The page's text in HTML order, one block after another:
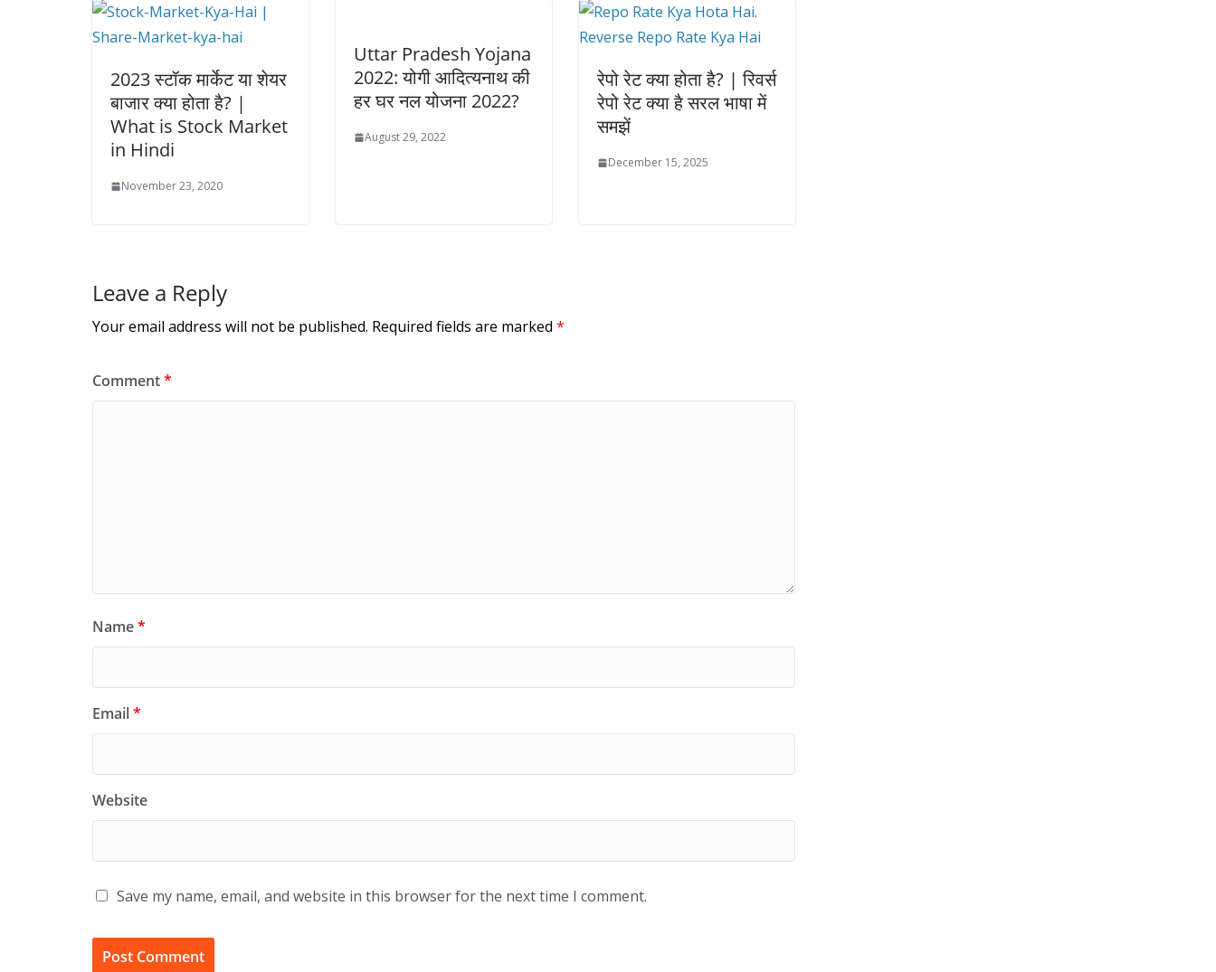
2023 स्टॉक मार्केट या शेयर
बाजार क्या होता है? |
What is Stock Market
in Hindi
November 23, 2020
Uttar Pradesh Yojana
2022: योगी आदित्यनाथ की
हर घर नल योजना 2022?
August 29, 2022
रेपो रेट क्या होता है? | रिवर्स
रेपो रेट क्या है सरल भाषा में
समझें
December 15, 2025
Leave a Reply
Your email address will not be published. Required fields are marked *
Comment*
Name*
Email*
Website
Save my name, email, and website in this browser for the next time I comment.